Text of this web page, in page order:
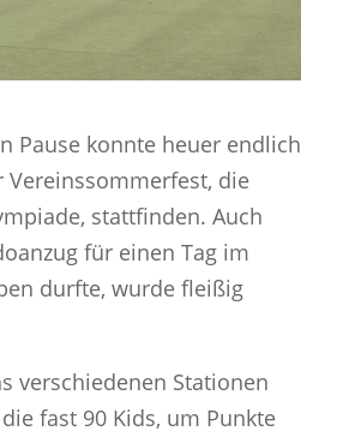
Pause konnte heuer endlich
Vereinssommerfest, die
stattfinden. Auch
für einen Tag im
durfte, wurde fleißig
verschiedenen Stationen
fast 90 Kids, um Punkte